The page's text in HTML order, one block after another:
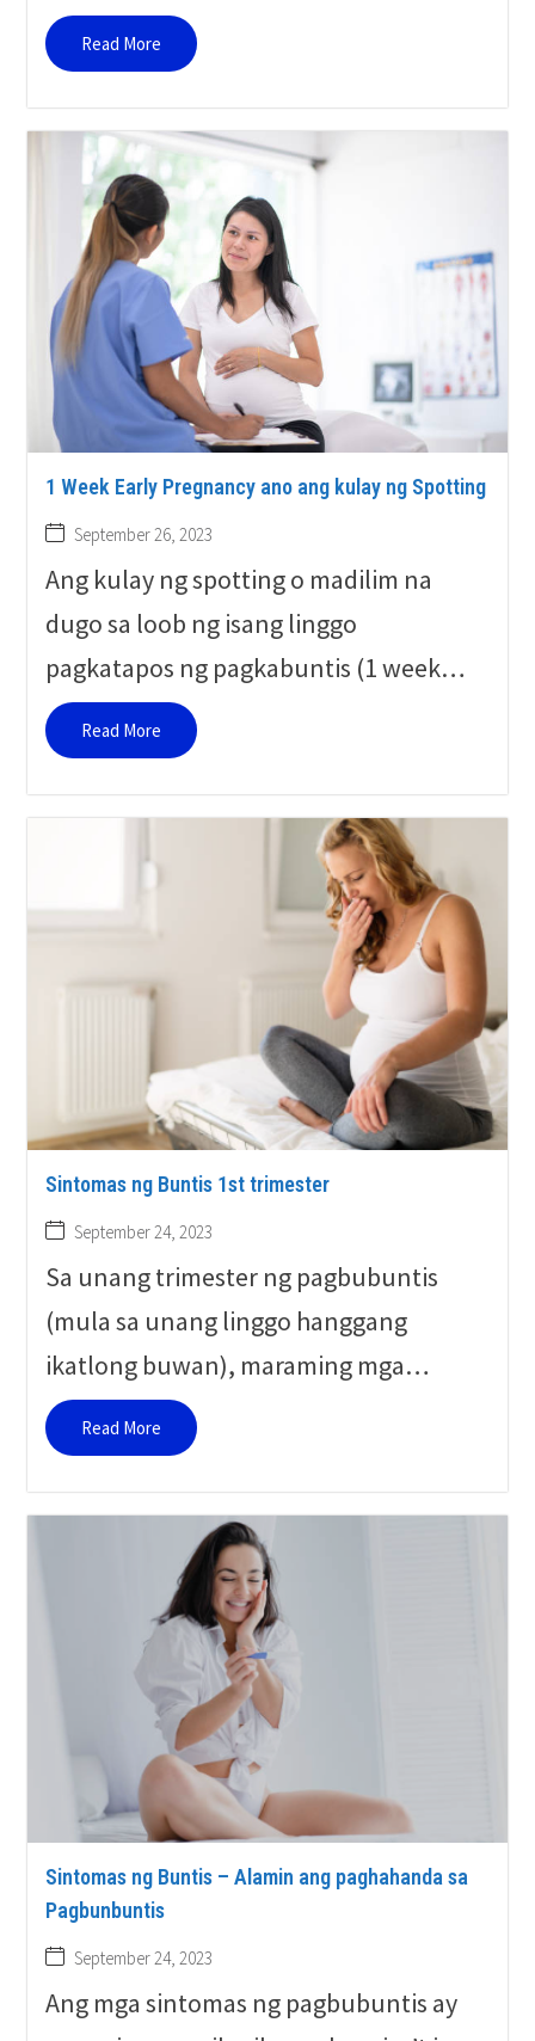
Read More
1 Week Early Pregnancy ano ang kulay ng Spotting
September 26, 2023
Ang kulay ng spotting o madilim na
dugo sa loob ng isang linggo
pagkatapos ng pagkabuntis (1 week…
Read More
Sintomas ng Buntis 1st trimester
September 24, 2023
Sa unang trimester ng pagbubuntis
(mula sa unang linggo hanggang
ikatlong buwan), maraming mga…
Read More
Sintomas ng Buntis – Alamin ang paghahanda sa
Pagbunbuntis
September 24, 2023
Ang mga sintomas ng pagbubuntis ay